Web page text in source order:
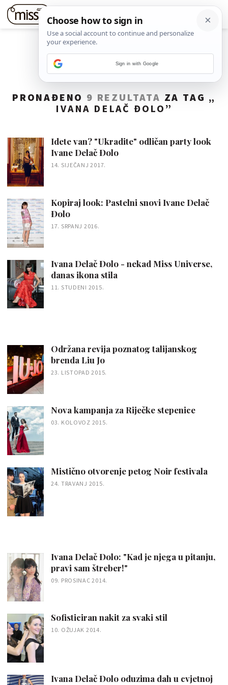
PRONAĐENO 9 REZULTATA ZA TAG „
IVANA DELAČ ĐOLO ”
Idete van? "Ukradite" odličan party look
Ivane Delač Đolo
14. SIJEČANJ 2017.
Kopiraj look: Pastelni snovi Ivane Delač
Đolo
17. SRPANJ 2016.
Ivana Delač Đolo - nekad Miss Universe,
danas ikona stila
11. STUDENI 2015.
Održana revija poznatog talijanskog
brenda Liu Jo
23. LISTOPAD 2015.
Nova kampanja za Riječke stepenice
03. KOLOVOZ 2015.
Mistično otvorenje petog Noir festivala
24. TRAVANJ 2015.
Ivana Delač Đolo: "Kad je njega u pitanju,
pravi sam štreber!"
09. PROSINAC 2014.
Sofisticiran nakit za svaki stil
10. OŽUJAK 2014.
Ivana Delač Đolo oduzima dah u cvjetnoj
Sign in with Google